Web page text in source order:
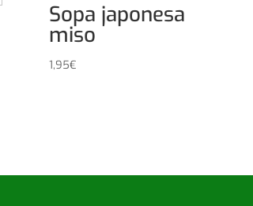
Sopa japonesa
miso
1,95€